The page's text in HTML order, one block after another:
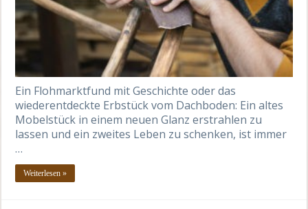
Ein Flohmarktfund mit Geschichte oder das
wiederentdeckte Erbstück vom Dachboden: Ein altes
Mobelstück in einem neuen Glanz erstrahlen zu
lassen und ein zweites Leben zu schenken, ist immer
…
Weiterlesen »